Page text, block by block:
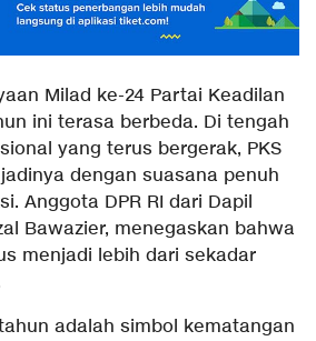
Milad ke-24 Partai Keadilan
ini terasa berbeda. Di tengah
yang terus bergerak, PKS
dengan suasana penuh
Anggota DPR RI dari Dapil
Bawazier, menegaskan bahwa
menjadi lebih dari sekadar
adalah simbol kematangan